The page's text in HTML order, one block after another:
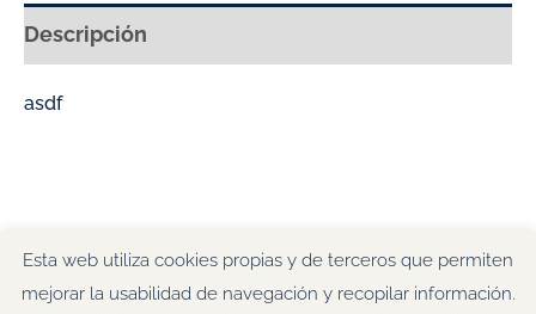
Descripción
asdf
Esta web utiliza cookies propias y de terceros que permiten
mejorar la usabilidad de navegación y recopilar información.